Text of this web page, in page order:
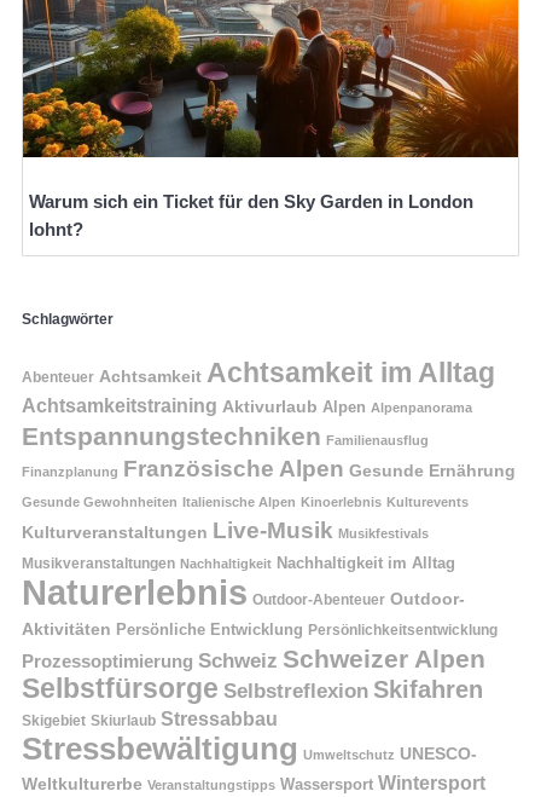
Warum sich ein Ticket für den Sky Garden in London
lohnt?
Schlagwörter
Abenteuer Achtsamkeit Achtsamkeit im Alltag
Achtsamkeitstraining Aktivurlaub Alpen Alpenpanorama
Entspannungstechniken Familienausflug
Finanzplanung Französische Alpen Gesunde Ernährung
Gesunde Gewohnheiten Italienische Alpen Kinoerlebnis Kulturevents
Kulturveranstaltungen Live-Musik Musikfestivals
Musikveranstaltungen Nachhaltigkeit Nachhaltigkeit im Alltag
Naturerlebnis Outdoor-Abenteuer Outdoor-
Aktivitäten Persönliche Entwicklung Persönlichkeitsentwicklung
Prozessoptimierung Schweiz Schweizer Alpen
Selbstfürsorge Selbstreflexion Skifahren
Skigebiet Skiurlaub Stressabbau
Stressbewältigung Umweltschutz UNESCO-
Weltkulturerbe Veranstaltungstipps Wassersport Wintersport